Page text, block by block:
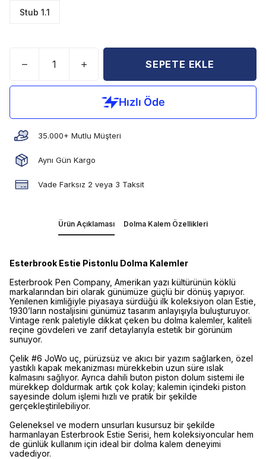
Stub 1.1
SEPETE EKLE
35.000+ Mutlu Müşteri
Aynı Gün Kargo
Vade Farksız 2 veya 3 Taksit
Ürün Açıklaması Dolma Kalem Özellikleri
Esterbrook Estie Pistonlu Dolma Kalemler
Esterbrook Pen Company, Amerikan yazı kültürünün köklü
markalarından biri olarak günümüze güçlü bir dönüş yapıyor.
Yenilenen kimliğiyle piyasaya sürdüğü ilk koleksiyon olan Estie,
1930’ların nostaljisini günümüz tasarım anlayışıyla buluşturuyor.
Vintage renk paletiyle dikkat çeken bu dolma kalemler, kaliteli
reçine gövdeleri ve zarif detaylarıyla estetik bir görünüm
sunuyor.
Çelik #6 JoWo uç, pürüzsüz ve akıcı bir yazım sağlarken, özel
yastıklı kapak mekanizması mürekkebin uzun süre ıslak
kalmasını sağlıyor. Ayrıca dahili buton piston dolum sistemi ile
mürekkep doldurmak artık çok kolay; kalemin içindeki piston
sayesinde dolum işlemi hızlı ve pratik bir şekilde
gerçekleştirilebiliyor.
Geleneksel ve modern unsurları kusursuz bir şekilde
harmanlayan Esterbrook Estie Serisi, hem koleksiyoncular hem
de günlük kullanım için ideal bir dolma kalem deneyimi
vadediyor.